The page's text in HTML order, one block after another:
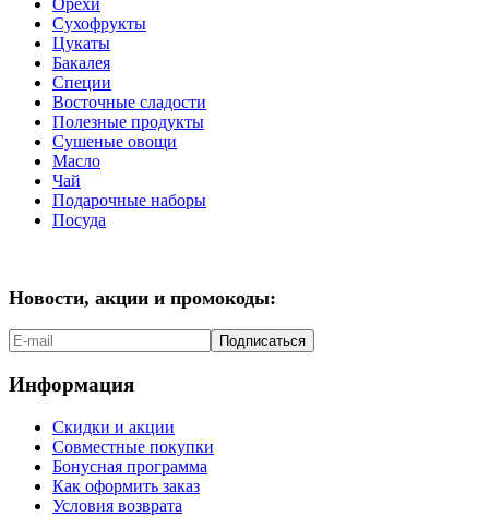
Орехи
Сухофрукты
Цукаты
Бакалея
Специи
Восточные сладости
Полезные продукты
Сушеные овощи
Масло
Чай
Подарочные наборы
Посуда
Новости, акции и промокоды:
Подписаться
Информация
Скидки и акции
Совместные покупки
Бонусная программа
Как оформить заказ
Условия возврата